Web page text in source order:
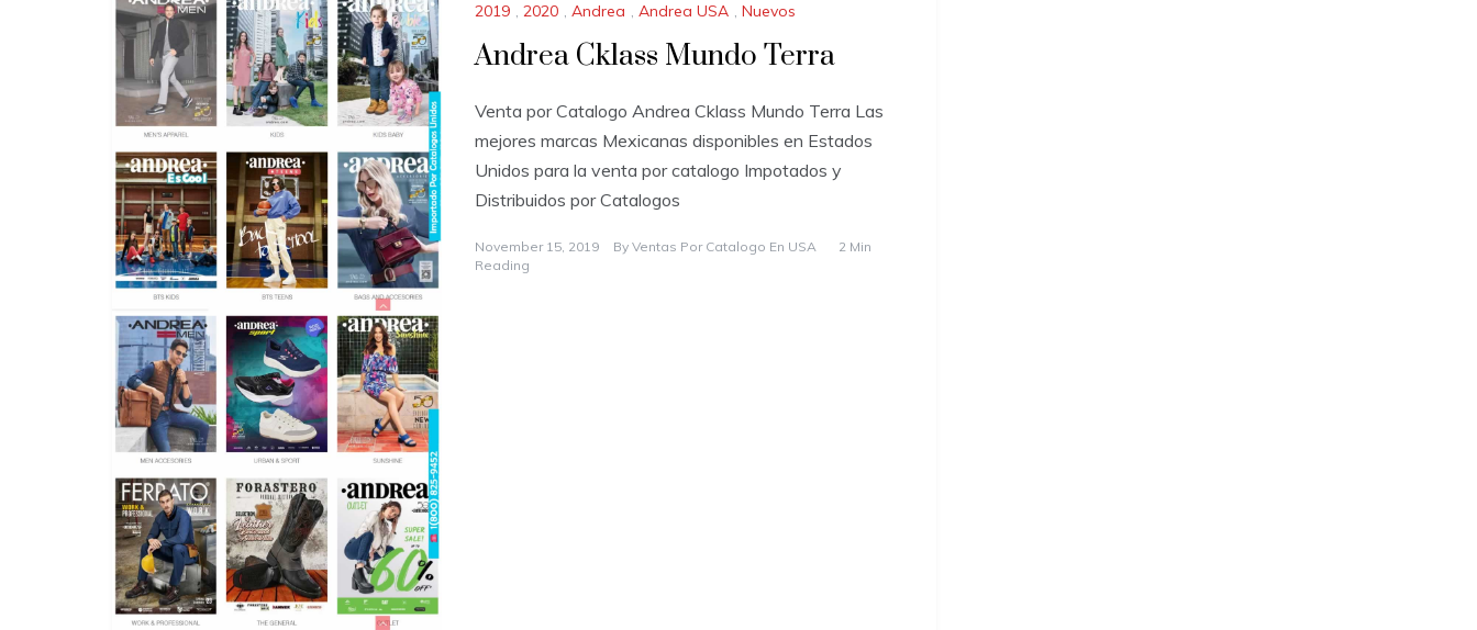
2019 , 2020 , Andrea , Andrea USA , Nuevos
Andrea Cklass Mundo Terra
Venta por Catalogo Andrea Cklass Mundo Terra Las
mejores marcas Mexicanas disponibles en Estados
Unidos para la venta por catalogo Impotados y
Distribuidos por Catalogos
November 15, 2019 By Ventas Por Catalogo En USA
2 Min
Reading